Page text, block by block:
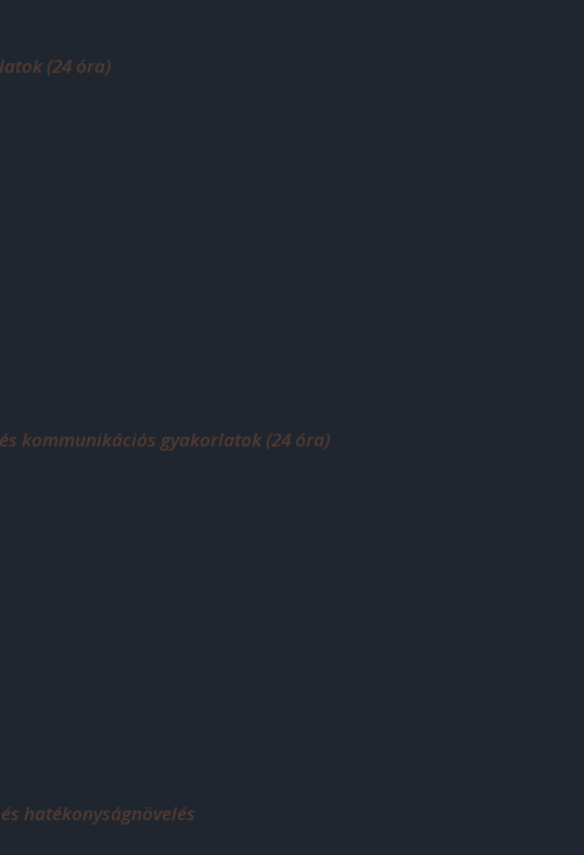
(24 óra)
kommunikációs gyakorlatok (24 óra)
hatékonyságnövelés